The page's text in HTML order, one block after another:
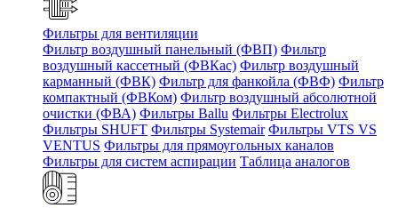
Фильтры для вентиляции
Фильтр воздушный панельный (ФВП) Фильтр
воздушный кассетный (ФВКас) Фильтр воздушный
карманный (ФВК) Фильтр для фанкойла (ФВФ) Фильтр
компактный (ФВКом) Фильтр воздушный абсолютной
очистки (ФВА) Фильтры Ballu Фильтры Electrolux
Фильтры SHUFT Фильтры Systemair Фильтры VTS VS
VENTUS Фильтры для прямоугольных каналов
Фильтры для систем аспирации Таблица аналогов